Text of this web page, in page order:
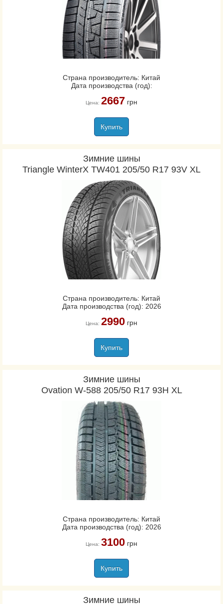
Страна производитель: Китай
Дата производства (год):
Цена: 2667грн
Купить
Зимние шины
Triangle WinterX TW401 205/50 R17 93V XL
Страна производитель: Китай
Дата производства (год): 2026
Цена: 2990грн
Купить
Зимние шины
Ovation W-588 205/50 R17 93H XL
Страна производитель: Китай
Дата производства (год): 2026
Цена: 3100грн
Купить
Зимние шины